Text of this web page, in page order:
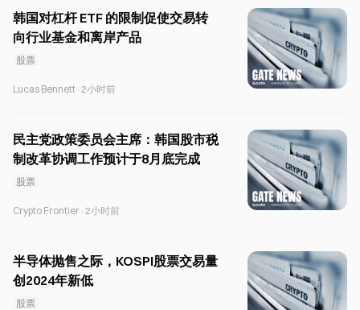
韩国对杠杆 ETF 的限制促使交易转
向行业基金和离岸产品
股票
Lucas Bennett · 2小时前
民主党政策委员会主席：韩国股市税
制改革协调工作预计于8月底完成
股票
Crypto Frontier · 2小时前
半导体抛售之际，KOSPI股票交易量
创2024年新低
股票